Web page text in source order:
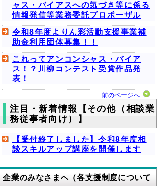
ャス・バイアスへの気づき等に係る
情報発信等業務委託プロポーザル
令和8年度よりん彩活動支援事業補
助金利用団体募集！！
これってアンコンシャス・バイア
ス！？川柳コンテスト受賞作品発
表！
前のページへ
注目・新着情報【その他（相談業
務従事者向け）】
【受付終了しました】令和8年度相
談スキルアップ講座を開催します
企業のみなさまへ（各支援制度について